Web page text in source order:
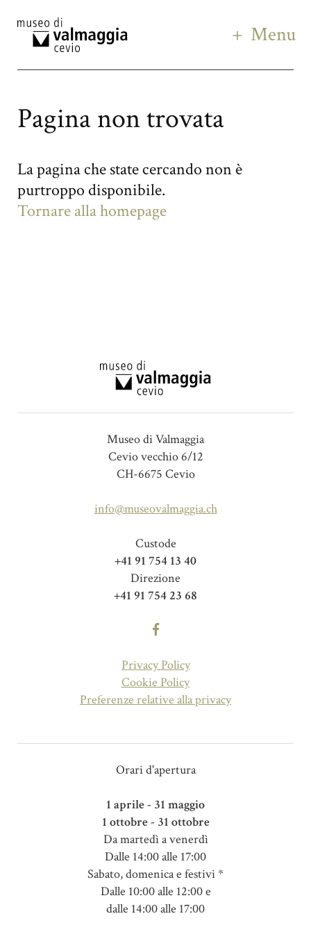
Menu
Pagina non trovata
La pagina che state cercando non è
purtroppo disponibile.
Tornare alla homepage
Museo di Valmaggia
Cevio vecchio 6/12
CH-6675 Cevio
info@museovalmaggia.ch
Custode
+41 91 754 13 40
Direzione
+41 91 754 23 68
Privacy Policy
Cookie Policy
Preferenze relative alla privacy
Orari d'apertura
1 aprile - 31 maggio
1 ottobre - 31 ottobre
Da martedì a venerdì
Dalle 14:00 alle 17:00
Sabato, domenica e festivi *
Dalle 10:00 alle 12:00 e
dalle 14:00 alle 17:00